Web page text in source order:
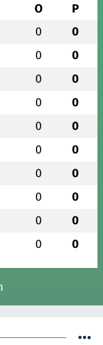
O P
0 0
0 0
0 0
0 0
0 0
0 0
0 0
0 0
0 0
0 0